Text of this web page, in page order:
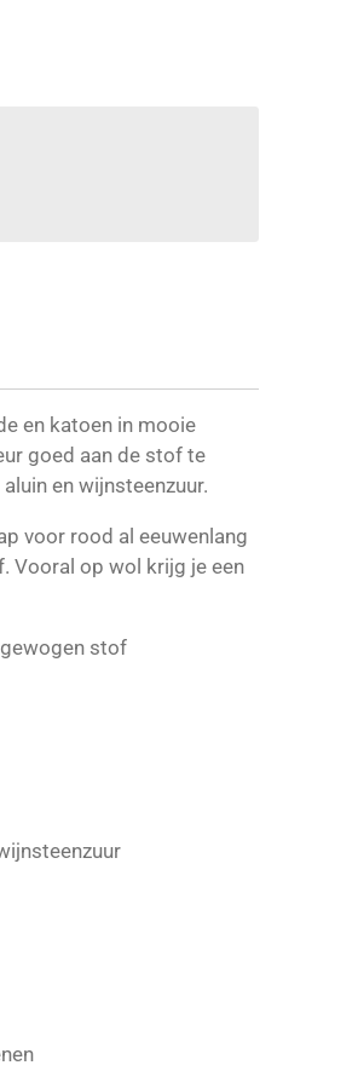
en katoen in mooie
goed aan de stof te
en wijnsteenzuur.
voor rood al eeuwenlang
Vooral op wol krijg je een
stof